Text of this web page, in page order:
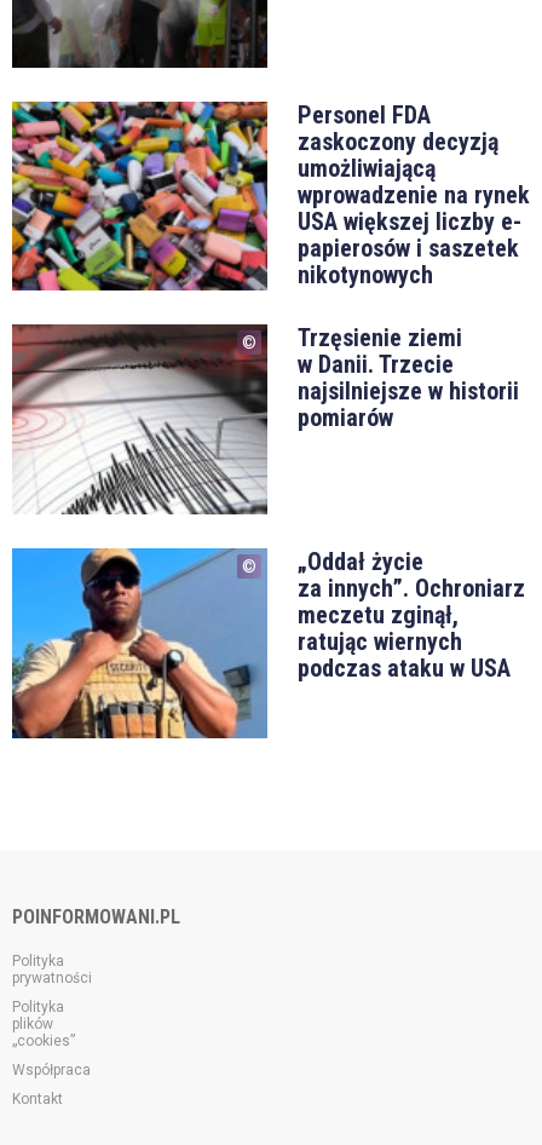
Personel FDA
zaskoczony decyzją
umożliwiającą
wprowadzenie na rynek
USA większej liczby e-
papierosów i saszetek
nikotynowych
Trzęsienie ziemi
w Danii. Trzecie
najsilniejsze w historii
pomiarów
„Oddał życie
za innych”. Ochroniarz
meczetu zginął,
ratując wiernych
podczas ataku w USA
POINFORMOWANI.PL
Polityka
prywatności
Polityka
plików
„cookies”
Współpraca
Kontakt